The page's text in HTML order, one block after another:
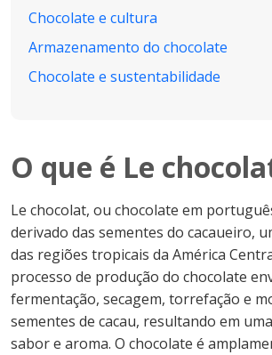
Chocolate e cultura
Armazenamento do chocolate
Chocolate e sustentabilidade
O que é Le
Le chocolat, ou chocolate em
derivado das sementes do cacaueiro,
das regiões tropicais da América
processo de produção do chocolate
fermentação, secagem, torrefação e
sementes de cacau, resultando em
sabor e aroma. O chocolate é